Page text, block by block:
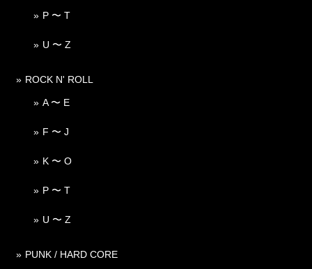
P 〜 T
U 〜 Z
ROCK N' ROLL
A 〜 E
F 〜 J
K 〜 O
P 〜 T
U 〜 Z
PUNK / HARD CORE